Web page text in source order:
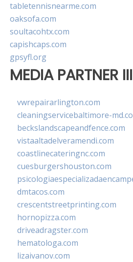
tabletennisnearme.com
oaksofa.com
soultacohtx.com
capishcaps.com
gpsyfl.org
MEDIA PARTNER III
vwrepairarlington.com
cleaningservicebaltimore-
beckslandscapeandfence.com
vistaaltadelveramendi.com
coastlinecateringnc.com
cuesburgershouston.com
dmtacos.com
crescentstreetprinting.com
hornopizza.com
driveadragster.com
hematologa.com
lizaivanov.com